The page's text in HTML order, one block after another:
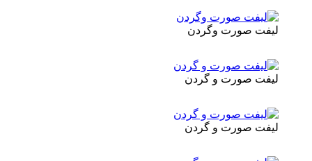
لیفت صورت وگردن
لیفت صورت و گردن
لیفت صورت و گردن